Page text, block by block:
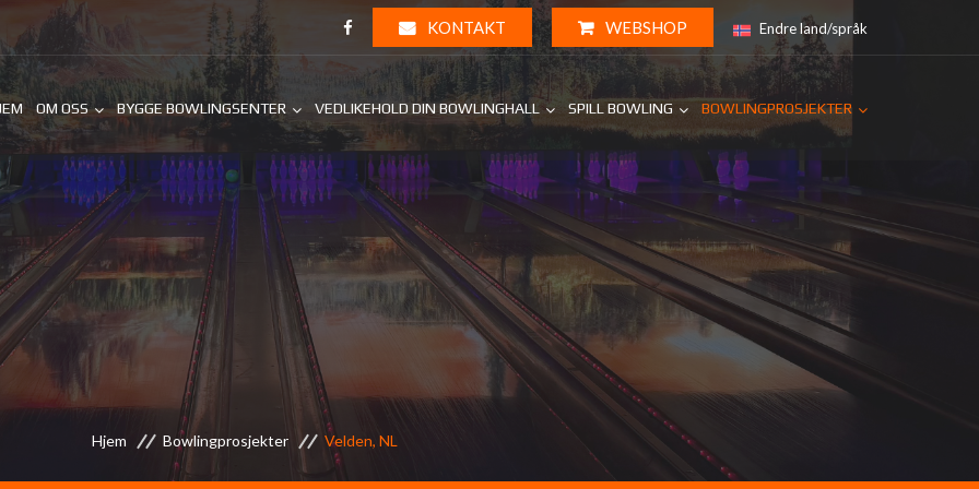
KONTAKT WEBSHOP Endre land/språk
OM OSS BYGGE BOWLINGSENTER VEDLIKEHOLD DIN BOWLINGHALL SPILL BOWLING BOWLINGPROSJEKTER
Hjem Bowlingprosjekter Velden, NL